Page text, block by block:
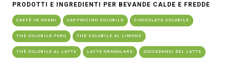
PRODOTTI E INGREDIENTI PER BEVANDE CALDE E FREDDE
CAFFÈ IN GRANI CAPPUCCINO SOLUBILE CIOCCOLATA SOLUBILE
THÈ SOLUBILE PURO THÈ SOLUBILE AL LIMONE
THÈ SOLUBILE AL LATTE LATTE GRANULARE SUCCEDANEI DEL LATTE